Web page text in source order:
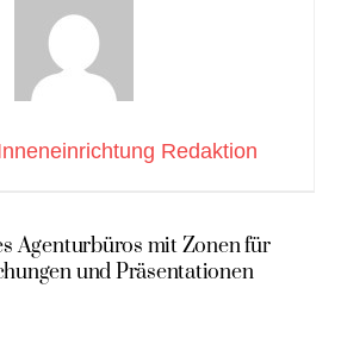
Redaktion
Agenturbüros mit Zonen für
und Präsentationen